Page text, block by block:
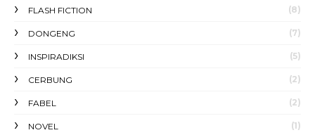
FLASH FICTION (8)
DONGENG (7)
INSPIRADIKSI (5)
CERBUNG (2)
FABEL (2)
NOVEL (1)